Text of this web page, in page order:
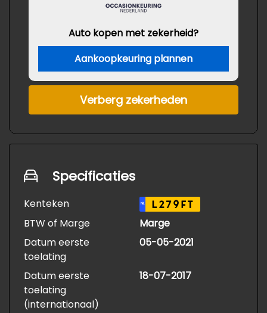
Auto kopen met zekerheid?
Aankoopkeuring plannen
Verberg zekerheden
Specificaties
Kenteken NL L279FT
BTW of Marge
Marge
Datum eerste
toelating
05-05-2021
Datum eerste
toelating
(internationaal)
18-07-2017